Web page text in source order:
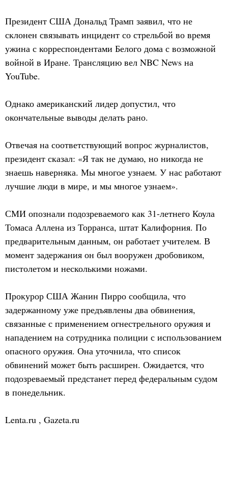
Президент США Дональд Трамп заявил, что не
склонен связывать инцидент со стрельбой во время
ужина с корреспондентами Белого дома с возможной
войной в Иране. Трансляцию вел NBC News на
YouTube.
Однако американский лидер допустил, что
окончательные выводы делать рано.
Отвечая на соответствующий вопрос журналистов,
президент сказал: «Я так не думаю, но никогда не
знаешь наверняка. Мы многое узнаем. У нас работают
лучшие люди в мире, и мы многое узнаем».
СМИ опознали подозреваемого как 31-летнего Коула
Томаса Аллена из Торранса, штат Калифорния. По
предварительным данным, он работает учителем. В
момент задержания он был вооружен дробовиком,
пистолетом и несколькими ножами.
Прокурор США Жанин Пирро сообщила, что
задержанному уже предъявлены два обвинения,
связанные с применением огнестрельного оружия и
нападением на сотрудника полиции с использованием
опасного оружия. Она уточнила, что список
обвинений может быть расширен. Ожидается, что
подозреваемый предстанет перед федеральным судом
в понедельник.
Lenta.ru , Gazeta.ru